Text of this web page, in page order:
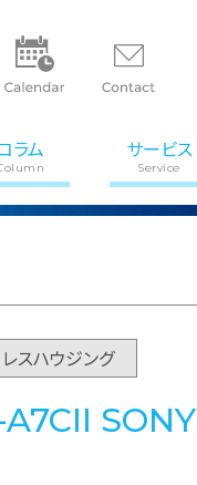
ラム サービス
Service
スハウジング
A7CII SONY